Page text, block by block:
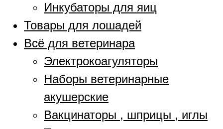
Инкубаторы для яиц
Товары для лошадей
Всё для ветеринара
Электрокоагуляторы
Наборы ветеринарные
акушерские
Вакцинаторы , шприцы , иглы